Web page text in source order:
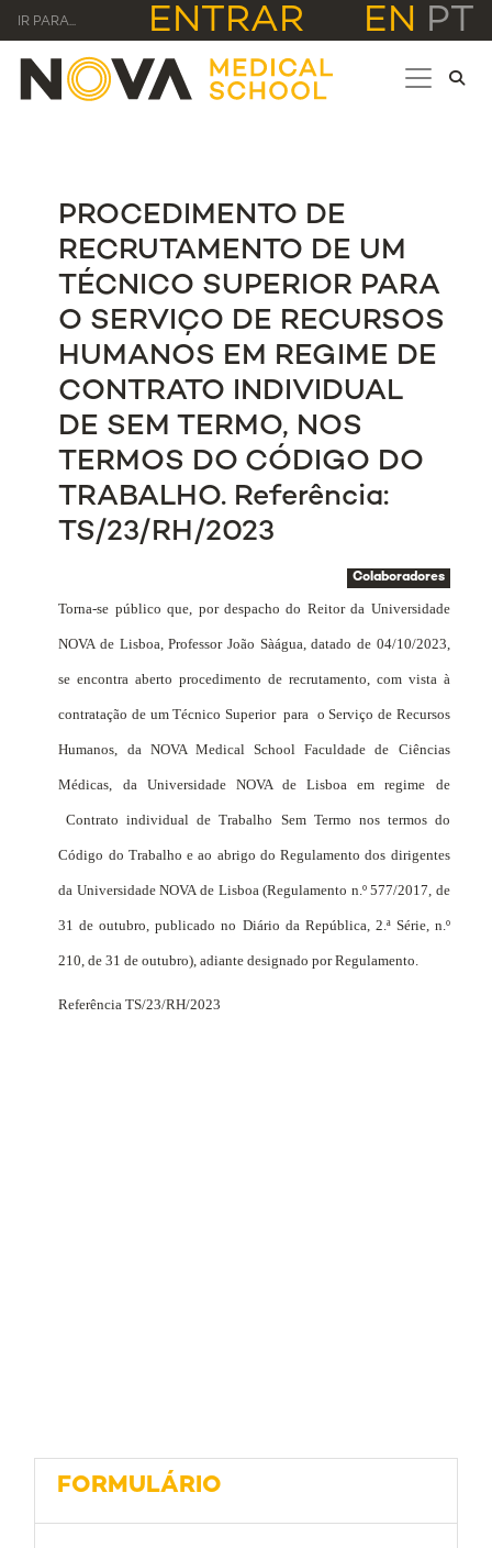
IR PARA... ENTRAR EN PT
PROCEDIMENTO DE
RECRUTAMENTO DE UM
TÉCNICO SUPERIOR PARA
O SERVIÇO DE RECURSOS
HUMANOS EM REGIME DE
CONTRATO INDIVIDUAL
DE SEM TERMO, NOS
TERMOS DO CÓDIGO DO
TRABALHO. Referência:
TS/23/RH/2023
Colaboradores
Torna-se público que, por despacho do Reitor da Universidade
NOVA de Lisboa, Professor João Sàágua, datado de 04/10/2023,
se encontra aberto procedimento de recrutamento, com vista à
contratação de um Técnico Superior para o Serviço de Recursos
Humanos, da NOVA Medical School Faculdade de Ciências
Médicas, da Universidade NOVA de Lisboa em regime de
Contrato individual de Trabalho Sem Termo nos termos do
Código do Trabalho e ao abrigo do Regulamento dos dirigentes
da Universidade NOVA de Lisboa (Regulamento n.º 577/2017, de
31 de outubro, publicado no Diário da República, 2.ª Série, n.º
210, de 31 de outubro), adiante designado por Regulamento.
Referência TS/23/RH/2023
FORMULÁRIO